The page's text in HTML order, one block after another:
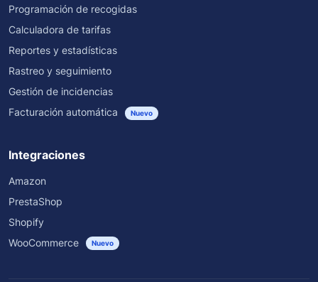
Programación de recogidas
Calculadora de tarifas
Reportes y estadísticas
Rastreo y seguimiento
Gestión de incidencias
Facturación automática
Nuevo
Integraciones
Amazon
PrestaShop
Shopify
WooCommerce
Nuevo